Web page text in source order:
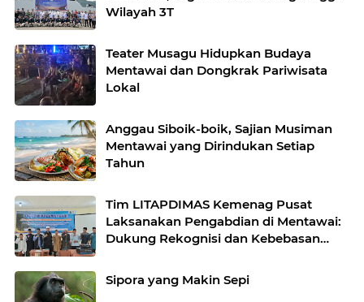
Wilayah 3T
Teater Musagu Hidupkan Budaya
Mentawai dan Dongkrak Pariwisata
Lokal
Anggau Siboik-boik, Sajian Musiman
Mentawai yang Dirindukan Setiap
Tahun
Tim LITAPDIMAS Kemenag Pusat
Laksanakan Pengabdian di Mentawai:
Dukung Rekognisi dan Kebebasan
Sipora yang Makin Sepi